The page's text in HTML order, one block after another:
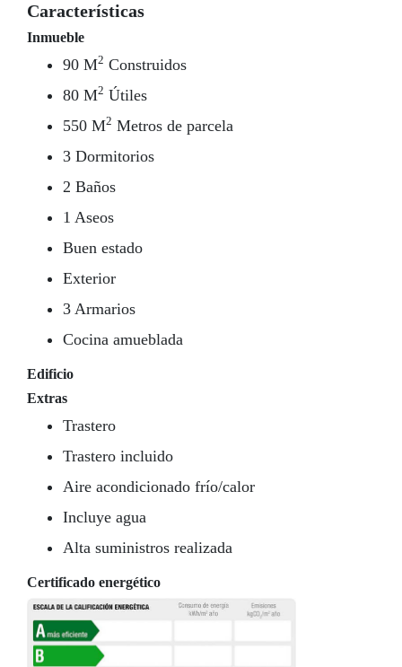
Características
Inmueble
90 M2 Construidos
80 M2 Útiles
550 M2 Metros de parcela
3 Dormitorios
2 Baños
1 Aseos
Buen estado
Exterior
3 Armarios
Cocina amueblada
Edificio
Extras
Trastero
Trastero incluido
Aire acondicionado frío/calor
Incluye agua
Alta suministros realizada
Certificado energético